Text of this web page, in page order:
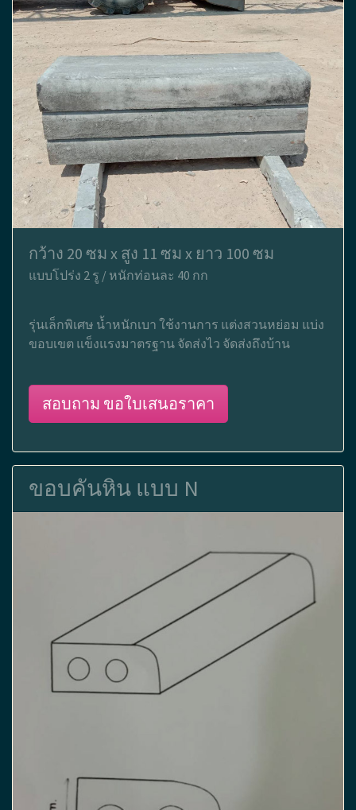
กว้าง 20 ซม x สูง 11 ซม x ยาว 100 ซม
แบบโปร่ง 2 รู / หนักท่อนละ 40 กก
รุ่นเล็กพิเศษ น้ำหนักเบา ใช้งานการ แต่งสวนหย่อม แบ่ง
ขอบเขต แข็งแรงมาตรฐาน จัดส่งไว จัดส่งถึงบ้าน
สอบถาม ขอใบเสนอราคา
ขอบคันหิน แบบ N